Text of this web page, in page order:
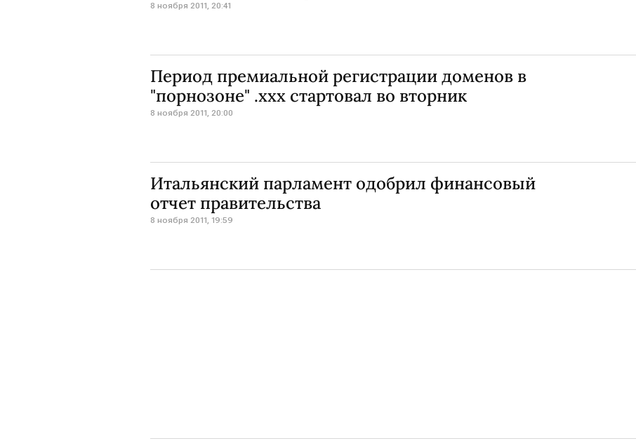
8 ноября 2011, 20:41
Период премиальной регистрации доменов в
"порнозоне" .xxx стартовал во вторник
8 ноября 2011, 20:00
Итальянский парламент одобрил финансовый
отчет правительства
8 ноября 2011, 19:59